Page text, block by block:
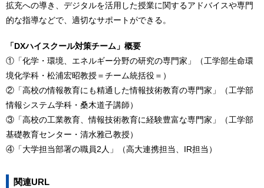
拡充への導き、デジタルを活用した授業に関するアドバイスや専門
的な指導などで、適切なサポートができる。
「DXハイスクール対策チーム」概要
①「化学・環境、エネルギー分野の研究の専門家」（工学部生命環
境化学科・松浦宏昭教授＝チーム統括役＝）
②「高校の情報教育にも精通した情報技術教育の専門家」（工学部
情報システム学科・桑木道子講師）
③「高校の工業教育、情報技術教育に経験豊富な専門家」（工学部
基礎教育センター・清水雅己教授）
④「大学担当部署の職員2人」（高大連携担当、IR担当）
関連URL